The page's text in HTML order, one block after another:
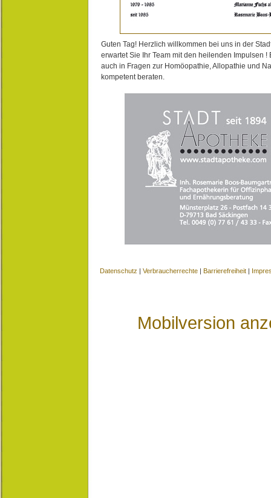
Guten Tag! Herzlich willkommen bei uns in der
erwartet Sie Ihr Team mit den heilenden Impulsen !
auch in Fragen zur Homöopathie, Allopathie und
kompetent beraten.
Datenschutz | Verbraucherrechte | Barrierefreiheit |
Mobilversion